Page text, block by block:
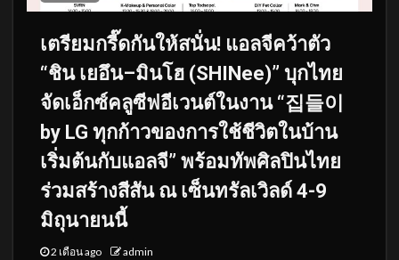
เตรียมกรี๊ดกันให้สนั่น! แอลจีคว้าตัว
“ชิน เยอึน–มินโฮ (SHINee)” บุกไทย
จัดเอ็กซ์คลูซีฟอีเวนต์ในงาน “집들이
by LG ทุกก้าวของการใช้ชีวิตในบ้าน
เริ่มต้นกับแอลจี” พร้อมทัพศิลปินไทย
ร่วมสร้างสีสัน ณ เซ็นทรัลเวิลด์ 4-9
มิถุนายนนี้
2 เดือน ago admin